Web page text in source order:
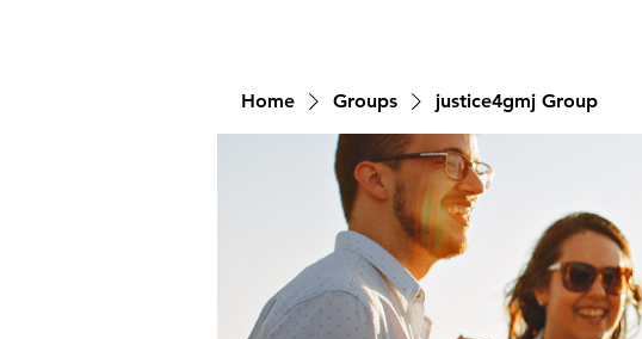
Home Groups justice4gmj Group